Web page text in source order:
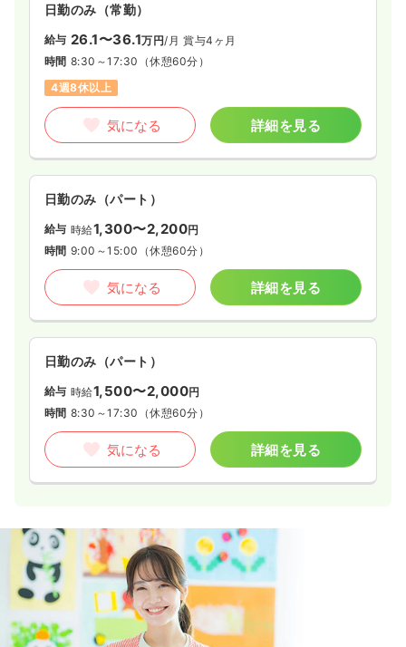
日勤のみ（常勤）
給与 26.1〜36.1万円/月 賞与4ヶ月
時間 8:30～17:30 （休憩60分）
4週8休以上
気になる 詳細を見る
日勤のみ（パート）
給与 時給1,300〜2,200円
時間 9:00～15:00 （休憩60分）
気になる 詳細を見る
日勤のみ（パート）
給与 時給1,500〜2,000円
時間 8:30～17:30 （休憩60分）
気になる 詳細を見る